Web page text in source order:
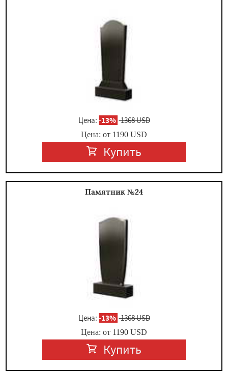
Цена: -13% 1368 USD
Цена: от 1190 USD
Купить
Памятник №24
Цена: -13% 1368 USD
Цена: от 1190 USD
Купить